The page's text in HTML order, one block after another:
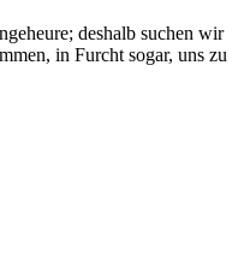
deshalb suchen wir
in Furcht sogar, uns zu